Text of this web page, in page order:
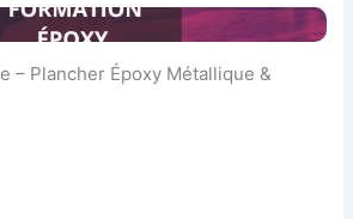
– Plancher Époxy Métallique &